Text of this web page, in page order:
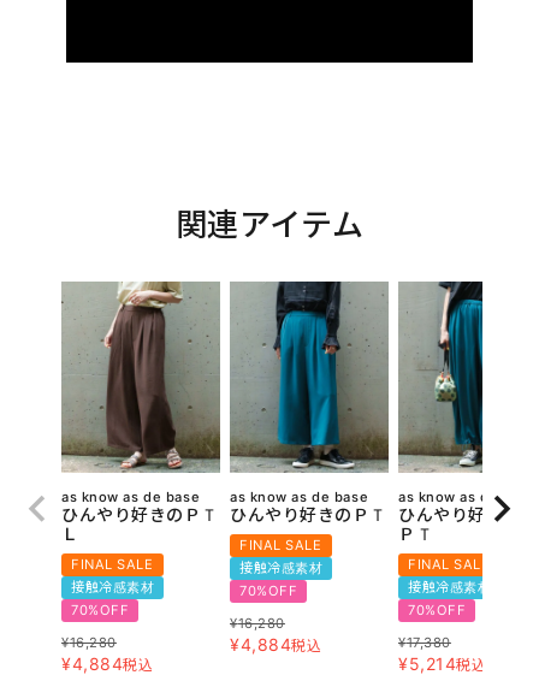
関連アイテム
as know as de base
ひんやり好きのＰＴ
Ｌ
FINAL SALE
接触冷感素材
70%OFF
¥16,280
¥4,884税込
as know as de base
ひんやり好きのＰＴ
FINAL SALE
接触冷感素材
70%OFF
¥16,280
¥4,884税込
as know as de base
ひんやり好きの
ＰＴ
FINAL SALE
接触冷感素材
70%OFF
¥17,380
¥5,214税込